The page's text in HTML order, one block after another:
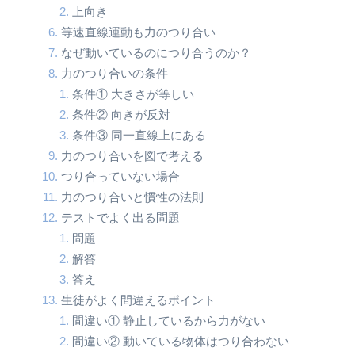
上向き
等速直線運動も力のつり合い
なぜ動いているのにつり合うのか？
力のつり合いの条件
条件① 大きさが等しい
条件② 向きが反対
条件③ 同一直線上にある
力のつり合いを図で考える
つり合っていない場合
力のつり合いと慣性の法則
テストでよく出る問題
問題
解答
答え
生徒がよく間違えるポイント
間違い① 静止しているから力がない
間違い② 動いている物体はつり合わない